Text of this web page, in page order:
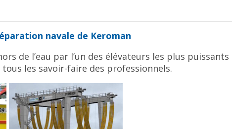
réparation navale de Keroman
de l’eau par l’un des élévateurs les plus
les savoir-faire des professionnels.